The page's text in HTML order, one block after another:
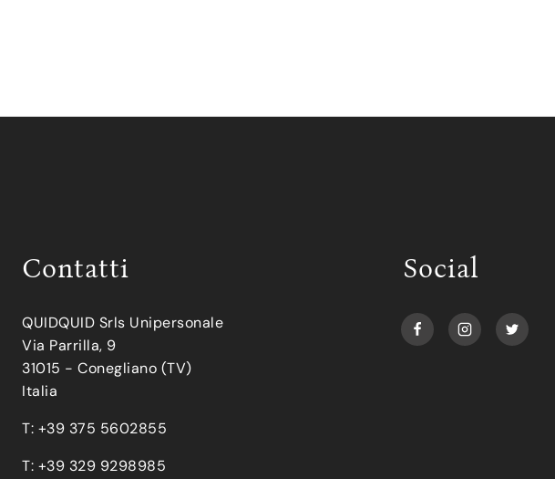
Contatti
QUIDQUID Srls Unipersonale
Via Parrilla, 9
31015 - Conegliano (TV)
Italia
T: +39 375 5602855
T: +39 329 9298985
Social